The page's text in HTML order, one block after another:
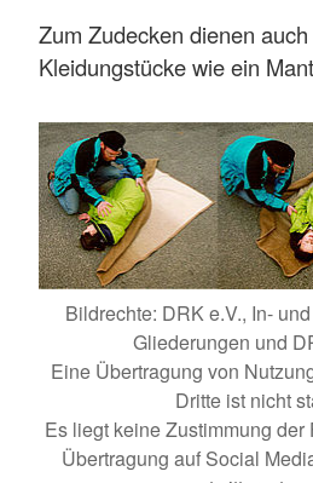
Zum Zudecken dienen
Kleidungstücke wie ein
Bildrechte: DRK e.V., In-
Gliederungen und
Eine Übertragung von
Dritte ist nicht
Es liegt keine Zustimmung der
Übertragung auf Social